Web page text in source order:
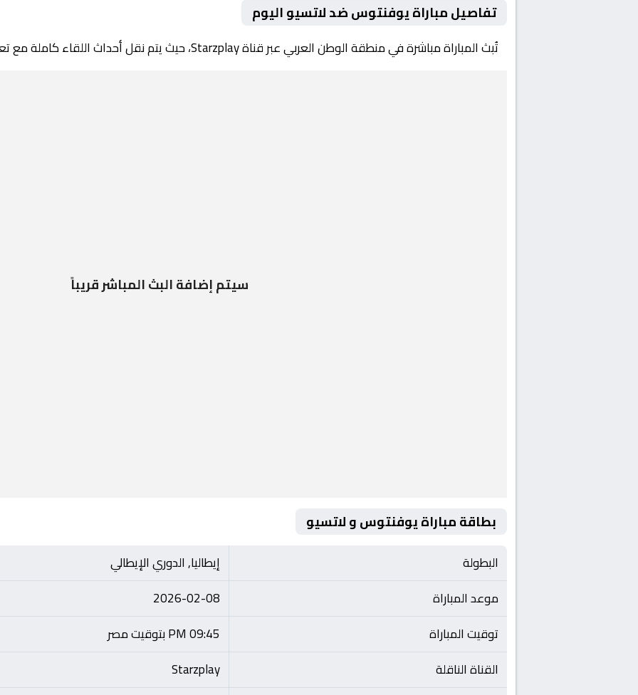
تفاصيل مباراة يوفنتوس ضد لاتسيو اليوم
تُبث المباراة مباشرة في منطقة الوطن العربي عبر قناة Starzplay، حيث يتم نقل أحداث اللقاء كاملة مع تعليق صوتي مميز.
سيتم إضافة البث المباشر قريباً
بطاقة مباراة يوفنتوس و لاتسيو
البطولة
إيطاليا, الدوري الإيطالي
موعد المباراة
2026-02-08
توقيت المباراة
09:45 PM بتوقيت مصر
القناة الناقلة
Starzplay